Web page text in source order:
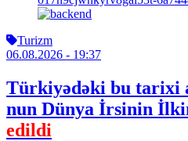
Turizm
06.08.2026 - 19:37
Türkiyədəki bu tarixi
nun Dünya İrsinin
edildi